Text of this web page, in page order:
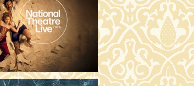
JEGYVÁSÁRLÁS
(16)
JEGYVÁSÁRLÁS
(16)